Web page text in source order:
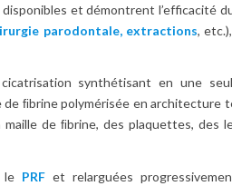
et démontrent l’efficacité
parodontale, extractions,
synthétisant en une
ﬁbrine polymérisée en architecture
de ﬁbrine, des plaquettes, des
le PRF et relarguées